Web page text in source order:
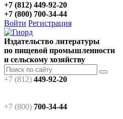
+7 (812) 449-92-20
+7 (800) 700-34-44
Войти Регистрация
Издательство литературы
по пищевой промышленности
и сельскому хозяйству
+7 (812) 449-92-20
+7 (800) 700-34-44